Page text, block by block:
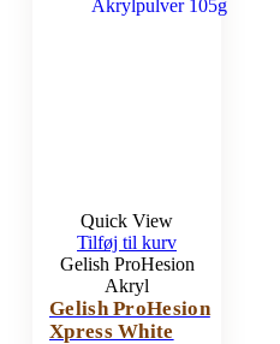
Quick View
Tilføj til kurv
Gelish ProHesion
Akryl
Gelish ProHesion
Xpress White